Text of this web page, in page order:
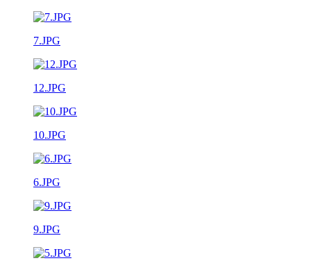
7.JPG
12.JPG
10.JPG
6.JPG
9.JPG